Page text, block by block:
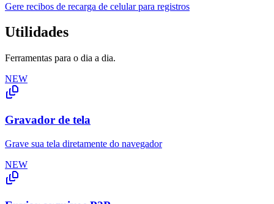
Gere recibos de recarga de celular para registros
Utilidades
Ferramentas para o dia a dia.
NEW
Gravador de tela
Grave sua tela diretamente do navegador
NEW